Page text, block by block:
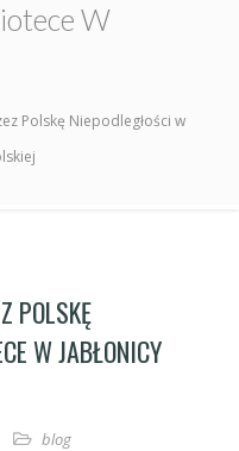
W
Polskę Niepodległości w
POLSKĘ
W JABŁONICY
blog